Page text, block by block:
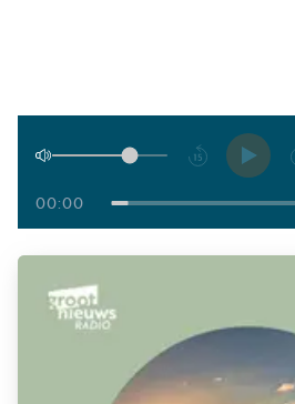
Afspelen
00:00
Podcasts
Muziek
Artikelen
Kanalen
Steun